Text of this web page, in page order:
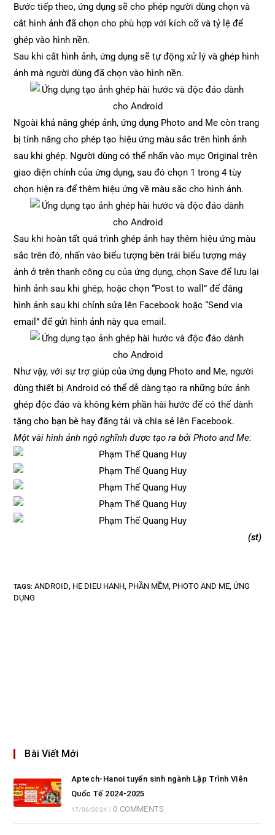
Bước tiếp theo, ứng dụng sẽ cho phép người dùng chọn và
cắt hình ảnh đã chọn cho phù hợp với kích cỡ và tỷ lệ để
ghép vào hình nền.
Sau khi cắt hình ảnh, ứng dụng sẽ tự động xử lý và ghép hình
ảnh mà người dùng đã chọn vào hình nền.
Ngoài khả năng ghép ảnh, ứng dụng Photo and Me còn trang
bị tính năng cho phép tạo hiệu ứng màu sắc trên hình ảnh
sau khi ghép. Người dùng có thể nhấn vào mục Original trên
giao diện chính của ứng dụng, sau đó chọn 1 trong 4 tùy
chọn hiện ra để thêm hiệu ứng về màu sắc cho hình ảnh.
Sau khi hoàn tất quá trình ghép ảnh hay thêm hiệu ứng màu
sắc trên đó, nhấn vào biểu tượng bên trái biểu tượng máy
ảnh ở trên thanh công cụ của ứng dụng, chọn Save để lưu lại
hình ảnh sau khi ghép, hoặc chọn “Post to wall” để đăng
hình ảnh sau khi chỉnh sửa lên Facebook hoặc “Send via
email” để gửi hình ảnh này qua email.
Như vậy, với sự trợ giúp của ứng dụng Photo and Me, người
dùng thiết bị Android có thể dễ dàng tạo ra những bức ảnh
ghép độc đáo và không kém phần hài hước để có thể dành
tặng cho bạn bè hay đăng tải và chia sẻ lên Facebook.
Một vài hình ảnh ngộ nghĩnh được tạo ra bởi Photo and Me:
(st)
TAGS:ANDROID, HE DIEU HANH, PHẦN MỀM, PHOTO AND ME, ỨNG
DỤNG
Bài Viết Mới
Aptech-Hanoi tuyển sinh ngành Lập Trình Viên
Quốc Tế 2024-2025
17/06/2024 / 0 COMMENTS